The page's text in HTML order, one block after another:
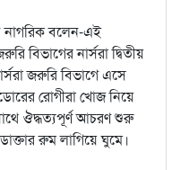
বলেন-এই
বিভাগের নার্সরা দ্বিতীয়
জরুরি বিভাগে এসে
রোগীরা খোজ নিয়ে
ঔদ্ধত্যপূর্ণ আচরণ শুরু
রুম লাগিয়ে ঘুমে।